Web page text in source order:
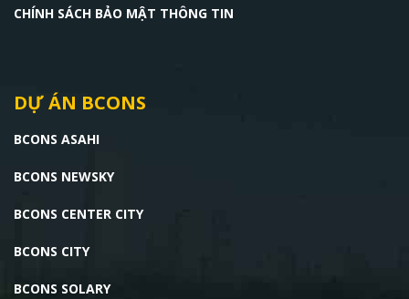
CHÍNH SÁCH BẢO MẬT THÔNG TIN
DỰ ÁN BCONS
BCONS ASAHI
BCONS NEWSKY
BCONS CENTER CITY
BCONS CITY
BCONS SOLARY